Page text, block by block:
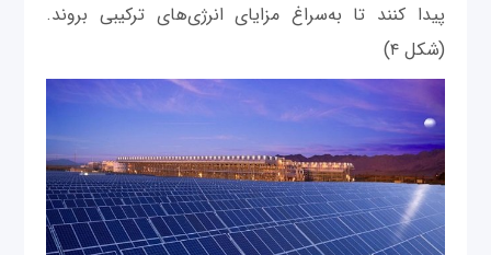
پیدا کنند تا به‌سراغ مزایای انرژی‌های ترکیبی بروند.
(شکل ۴)